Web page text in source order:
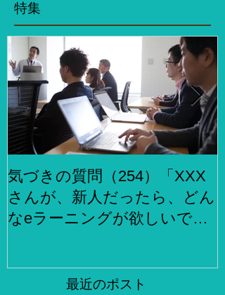
特集
気づきの質問（254）「XXX
さんが、新人だったら、どん
なeラーニングが欲しいです
のですか？」最近のポスト